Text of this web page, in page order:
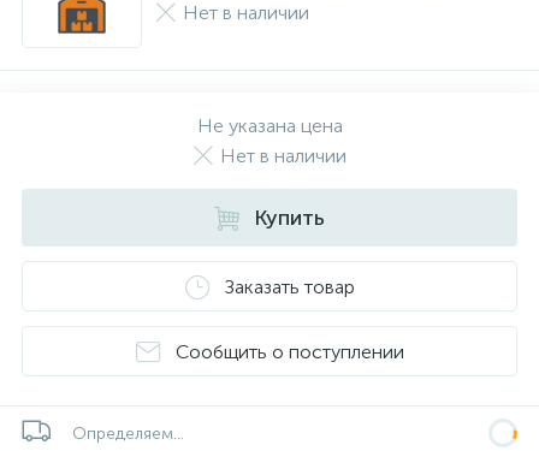
Нет в наличии
Не указана цена
Нет в наличии
Купить
Заказать товар
Сообщить о поступлении
Определяем...